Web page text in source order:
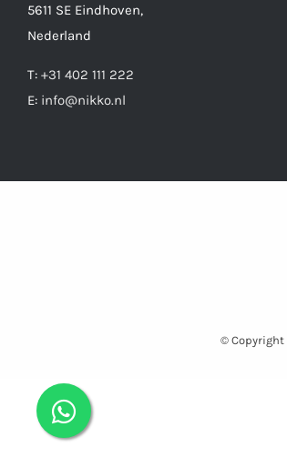
5611 SE Eindhoven,
Nederland
T: +31 402 111 222
E: info@nikko.nl
© Copyright